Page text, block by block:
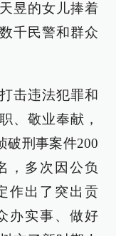
昱的女儿捧着
千民警和群众
击违法犯罪和
、敬业奉献，
破刑事案件200
，多次因公负
作出了突出贡
办实事、做好